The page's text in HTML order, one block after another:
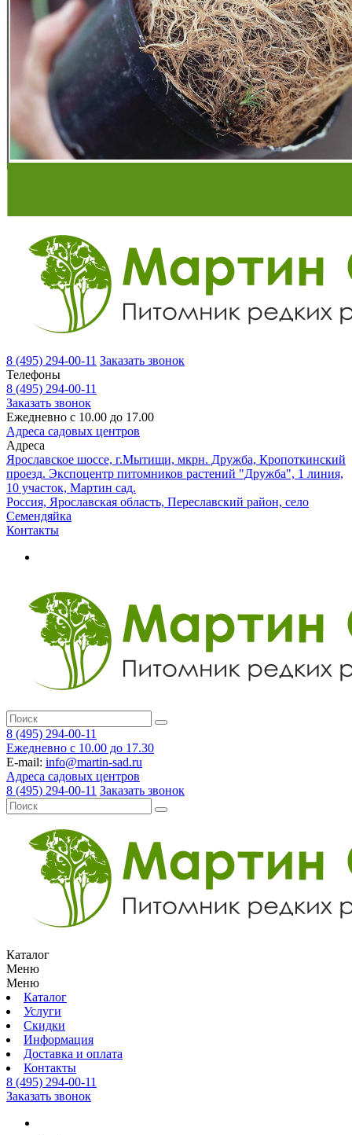
8 (495) 294-00-11 Заказать звонок
Телефоны
8 (495) 294-00-11
Заказать звонок
Ежедневно с 10.00 до 17.00
Адреса садовых центров
Адреса
Ярославское шоссе, г.Мытищи, мкрн. Дружба, Кропоткинский
проезд. Экспоцентр питомников растений "Дружба", 1 линия,
10 участок, Мартин сад.
Россия, Ярославская область, Переславский район, село
Семендяйка
Контакты
8 (495) 294-00-11
Ежедневно с 10.00 до 17.30
E-mail: info@martin-sad.ru
Адреса садовых центров
8 (495) 294-00-11 Заказать звонок
Каталог
Меню
Меню
Каталог
Услуги
Скидки
Информация
Доставка и оплата
Контакты
8 (495) 294-00-11
Заказать звонок